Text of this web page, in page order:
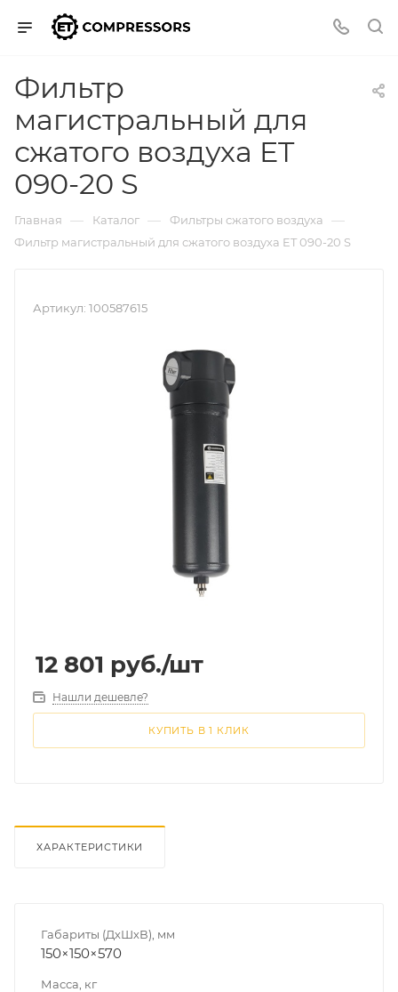
Фильтр
магистральный для
сжатого воздуха ET
090-20 S
Главная — Каталог — Фильтры сжатого воздуха —
Фильтр магистральный для сжатого воздуха ET 090-20 S
Артикул: 100587615
12 801 руб./шт
Нашли дешевле?
КУПИТЬ В 1 КЛИК
ХАРАКТЕРИСТИКИ
Габариты (ДхШхВ), мм
150×150×570
Масса, кг